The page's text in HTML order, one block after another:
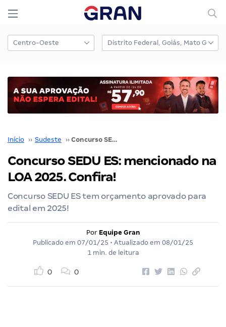
Início ›› Sudeste ›› Concurso SEDU ES: mencionado na LOA 2025. Confira!
Concurso SEDU ES: mencionado na
LOA 2025. Confira!
Concurso SEDU ES tem orçamento aprovado para
edital em 2025!
Por Equipe Gran
Publicado em 07/01/25 • Atualizado em 08/01/25
1 min. de leitura
0 0